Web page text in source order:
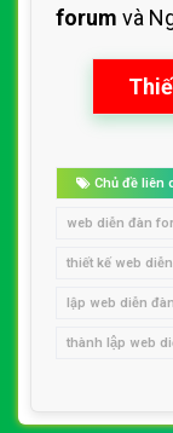
forum và
Chủ đề liên
web diễn đàn
thiết kế web
lập web diễn
thành lập web